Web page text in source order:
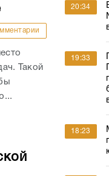
Такой
20:34
19:33
18:23